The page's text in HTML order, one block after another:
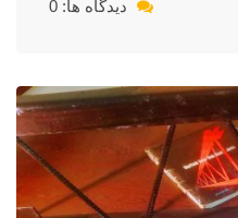
دیدگاه ها: 0